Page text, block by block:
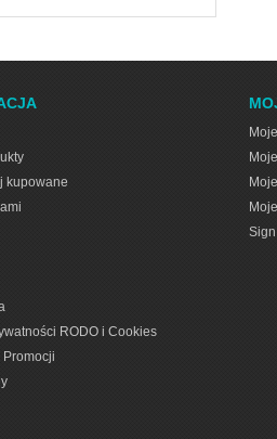
kupowane
RODO i Cookies